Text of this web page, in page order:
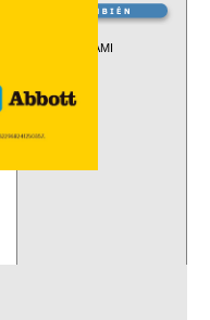
Descuentos PAMI